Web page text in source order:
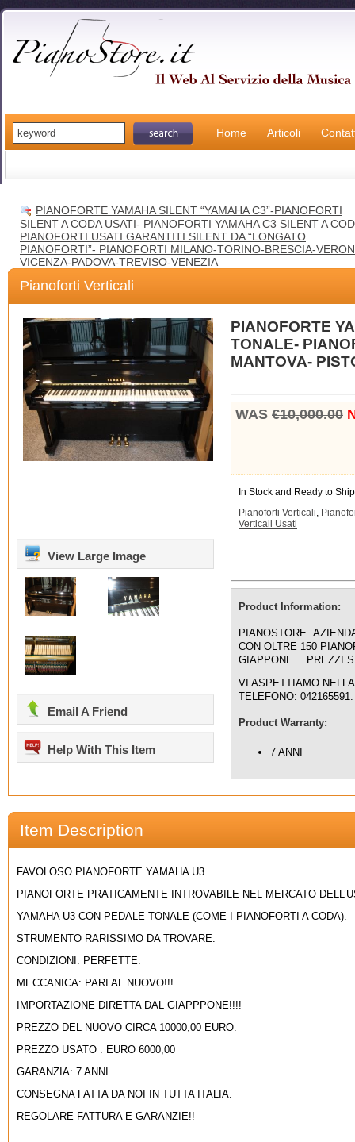
Home Articoli
PIANOFORTE YAMAHA SILENT “YAMAHA C3”-PIANOFORTI
SILENT A CODA USATI- PIANOFORTI YAMAHA C3 SILENT A
PIANOFORTI USATI GARANTITI SILENT DA “LONGATO
PIANOFORTI”- PIANOFORTI MILANO-TORINO-BRESCIA-
VICENZA-PADOVA-TREVISO-VENEZIA
Pianoforti Verticali
View Large Image
Email A Friend
Help With This Item
PIANOFORTE
TONALE-
MANTOVA-
WAS €10,000.00
In Stock and Ready to
Pianoforti Verticali,
Verticali Usati
Product Information:
CON OLTRE 150
GIAPPONE… PREZZI
VI ASPETTIAMO
TELEFONO: 042165591.
Product Warranty:
7 ANNI
Item Description
FAVOLOSO PIANOFORTE YAMAHA U3.
PIANOFORTE PRATICAMENTE INTROVABILE NEL MERCATO
YAMAHA U3 CON PEDALE TONALE (COME I PIANOFORTI A CODA).
STRUMENTO RARISSIMO DA TROVARE.
CONDIZIONI: PERFETTE.
MECCANICA: PARI AL NUOVO!!!
IMPORTAZIONE DIRETTA DAL GIAPPPONE!!!!
PREZZO DEL NUOVO CIRCA 10000,00 EURO.
PREZZO USATO : EURO 6000,00
GARANZIA: 7 ANNI.
CONSEGNA FATTA DA NOI IN TUTTA ITALIA.
REGOLARE FATTURA E GARANZIE!!